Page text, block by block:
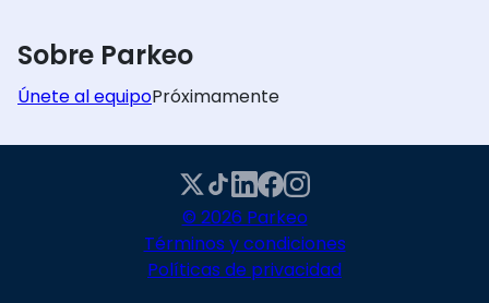
Sobre Parkeo
Únete al equipoPróximamente
© 2026 Parkeo
Términos y condiciones
Políticas de privacidad